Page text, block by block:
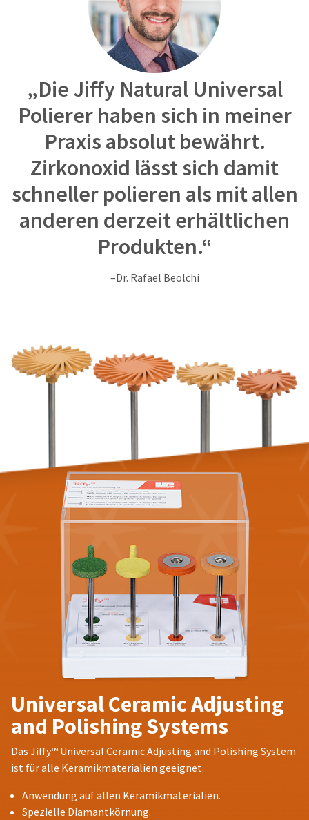
„Die Jiffy Natural Universal
Polierer haben sich in meiner
Praxis absolut bewährt.
Zirkonoxid lässt sich damit
schneller polieren als mit allen
anderen derzeit erhältlichen
Produkten.“
–Dr. Rafael Beolchi
Universal Ceramic Adjusting
and Polishing Systems
Das Jiffy™ Universal Ceramic Adjusting and Polishing System
ist für alle Keramikmaterialien geeignet.
Anwendung auf allen Keramikmaterialien.
Spezielle Diamantkörnung.
backordered
status.
952648
Louis,
MO